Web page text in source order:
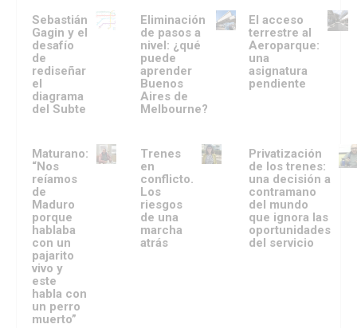
Sebastián
Gagin y el
desafío
de
rediseñar
el
diagrama
del Subte
Eliminación
de pasos a
nivel: ¿qué
puede
aprender
Buenos
Aires de
Melbourne?
El acceso
terrestre al
Aeroparque:
una
asignatura
pendiente
Maturano:
“Nos
reíamos
de
Maduro
porque
hablaba
con un
pajarito
vivo y
este
habla con
un perro
muerto”
Trenes
en
conflicto.
Los
riesgos
de una
marcha
atrás
Privatización
de los trenes:
una decisión a
contramano
del mundo
que ignora las
oportunidades
del servicio